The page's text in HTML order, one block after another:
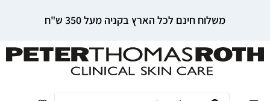
משלוח חינם לכל הארץ בקניה מעל 350 ש"ח